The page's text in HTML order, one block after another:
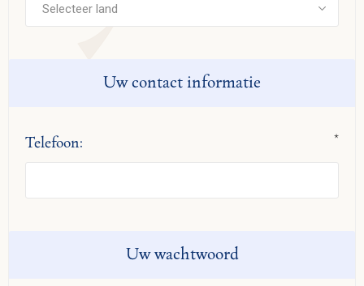
Uw contact informatie
Telefoon: *
Uw wachtwoord